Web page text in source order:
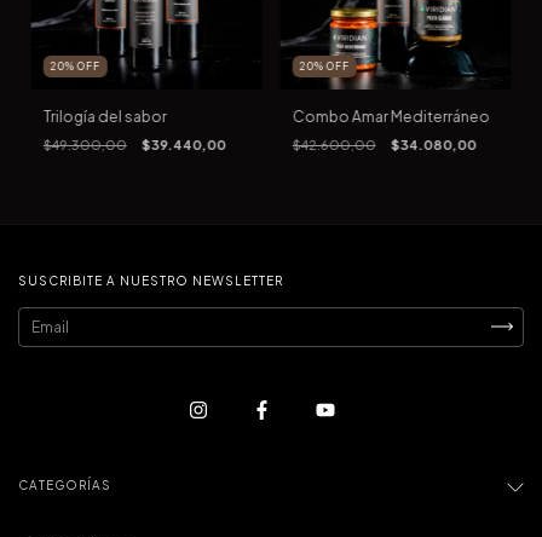
20%OFF
Trilogía del sabor
$49.300,00 $39.440,00
20%OFF
Combo Amar Mediterráneo
$42.600,00 $34.080,00
SUSCRIBITE A NUESTRO NEWSLETTER
CATEGORÍAS